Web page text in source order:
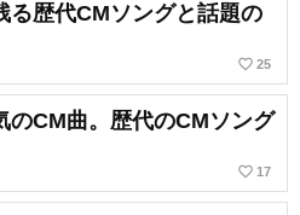
る歴代CMソングと話題の
favorite_border 25
のCM曲。歴代のCMソング
favorite_border 17